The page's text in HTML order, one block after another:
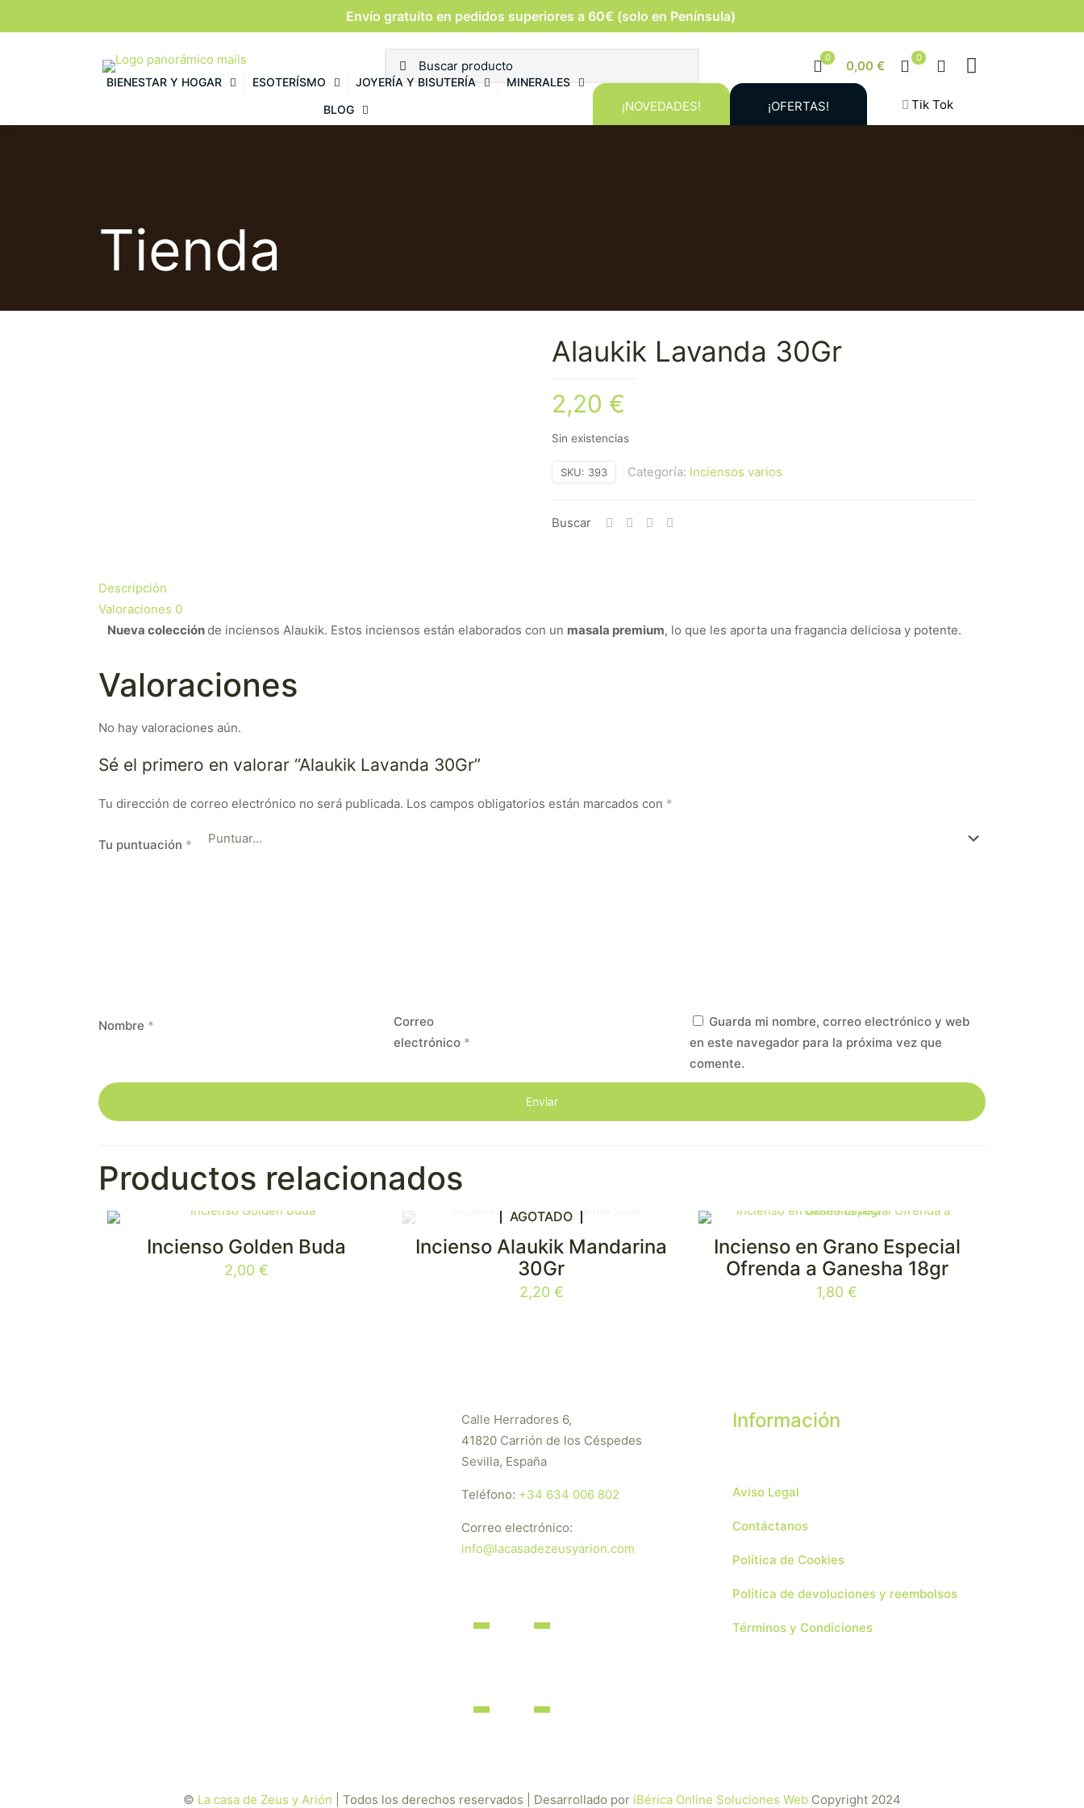
Envío gratuíto en pedidos superiores a 60€ (solo en Península)
0
0,00 €
0
BIENESTAR Y HOGAR ESOTERÍSMO JOYERÍA Y BISUTERÍA
MINERALES
BLOG
¡NOVEDADES! ¡OFERTAS! Tik Tok
Tienda
Alaukik Lavanda 30Gr
2,20 €
Sin existencias
SKU: 393 Categoría: Inciensos varios
Buscar
Descripción
Valoraciones 0
Nueva colecciónde inciensos Alaukik. Estos inciensos están elaborados con un masala premium, lo que les aporta una fragancia deliciosa y potente.
Valoraciones
No hay valoraciones aún.
Sé el primero en valorar “Alaukik Lavanda 30Gr”
Tu dirección de correo electrónico no será publicada. Los campos obligatorios están marcados con *
Tu puntuación *
Nombre *
Correo
electrónico *
Guarda mi nombre, correo electrónico y web
en este navegador para la próxima vez que
comente.
Productos relacionados
Incienso Golden Buda
2,00 €
AGOTADO
Incienso Alaukik Mandarina
30Gr
2,20 €
Incienso en Grano Especial
Ofrenda a Ganesha 18gr
1,80€
Calle Herradores 6,
41820 Carrión de los Céspedes
Sevilla, España
Teléfono: +34 634 006 802
Correo electrónico:
info@lacasadezeusyarion.com
Información
Aviso Legal
Contáctanos
Política de Cookies
Política de devoluciones y reembolsos
Términos y Condiciones
© La casa de Zeus y Arión | Todos los derechos reservados | Desarrollado por iBérica Online Soluciones Web Copyright 2024